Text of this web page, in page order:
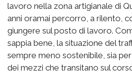
lavoro nella zona artigianale di
anni oramai percorro, a rilento,
giungere sul posto di lavoro.
sappia bene, la situazione del
sempre meno sostenibile, sia
dei mezzi che transitano sul